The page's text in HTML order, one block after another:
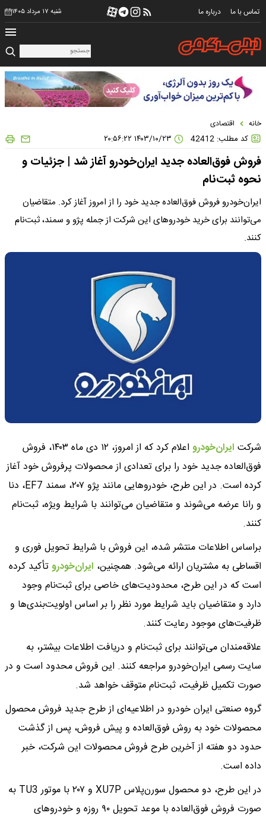
تماس با ما درباره ما شنبه ۱۷ مرداد ۱۴۰۵
خانه اقتصادی
کد مطلب: 42412
فروش فوق‌العاده جدید ایران‌خودرو آغاز شد | جزئیات و
نحوه ثبت‌نام
ایران‌خودرو فروش فوق‌العاده جدید خود را از امروز آغاز کرد. متقاضیان
می‌توانند برای خرید خودروهای این شرکت از جمله پژو و سمند، ثبت‌نام
کنند.
شرکت ایران‌خودرو
اعلام کرد که از امروز، ۱۲ دی ماه ۱۴۰۳، فروش
فوق‌العاده جدید خود را برای تعدادی از محصولات پرفروش خود آغاز
کرده است. در این طرح، خودروهایی مانند پژو ۲۰۷، سمند EF7، دنا
و رانا عرضه می‌شوند و متقاضیان می‌توانند با شرایط ویژه، ثبت‌نام
کنند.
براساس اطلاعات منتشر شده، این فروش با شرایط تحویل فوری و
اقساطی به مشتریان ارائه می‌شود. همچنین، ایران‌خودروتأکید کرده
است که در این طرح، محدودیت‌های خاصی برای ثبت‌نام وجود
دارد و متقاضیان باید شرایط مورد نظر را بر اساس اولویت‌بندی‌ها و
ظرفیت‌های موجود رعایت کنند.
علاقه‌مندان می‌توانند برای ثبت‌نام و دریافت اطلاعات بیشتر، به
سایت رسمی ایران‌خودرو مراجعه کنند. این فروش محدود است و در
صورت تکمیل ظرفیت، ثبت‌نام متوقف خواهد شد.
گروه صنعتی ایران‌ خودرو در اطلاعیه‌ای از طرح جدید فروش محصول
محصولات خود به روش فوق‌العاده و پیش‌ فروش، پس از گذشت
حدود دو هفته از آخرین طرح فروش محصولات این شرکت، خبر
داده است.
در این طرح، دو محصول سورن‌پلاس XU7P و ۲۰۷ با موتور TU3 به
صورت فروش فوق‌العاده با موعد تحویل ۹۰ روزه و خودروهای